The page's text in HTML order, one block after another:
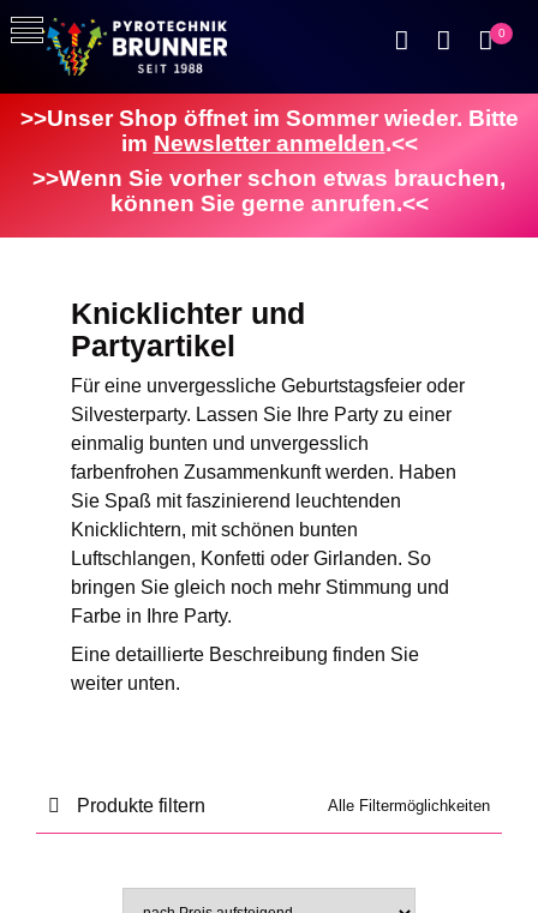
0
>>Unser Shop öffnet im Sommer wieder. Bitte
im Newsletter anmelden.<<
>>Wenn Sie vorher schon etwas brauchen,
können Sie gerne anrufen.<<
Knicklichter und
Partyartikel
Für eine unvergessliche Geburtstagsfeier oder
Silvesterparty. Lassen Sie Ihre Party zu einer
einmalig bunten und unvergesslich
farbenfrohen Zusammenkunft werden. Haben
Sie Spaß mit faszinierend leuchtenden
Knicklichtern, mit schönen bunten
Luftschlangen, Konfetti oder Girlanden. So
bringen Sie gleich noch mehr Stimmung und
Farbe in Ihre Party.
Eine detaillierte Beschreibung finden Sie
weiter unten.
Alle Filtermöglichkeiten
Produkte filtern